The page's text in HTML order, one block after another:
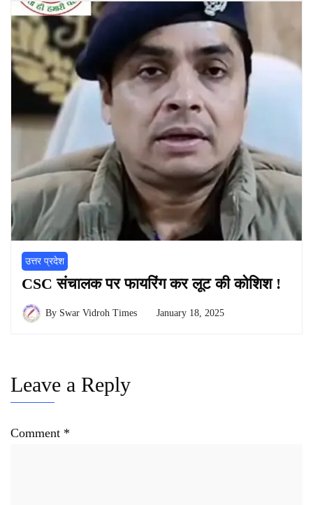
उत्तर प्रदेश
CSC संचालक पर फायरिंग कर लूट की कोशिश !
By Swar Vidroh Times January 18, 2025
Leave a Reply
Comment *